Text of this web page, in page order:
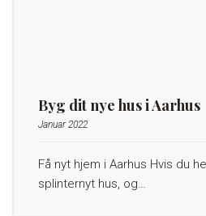
Byg dit nye hus i Aarhus
Januar 2022
Få nyt hjem i Aarhus Hvis du
splinternyt hus, og…